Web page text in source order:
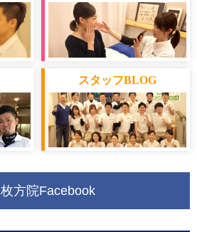
スタッフBLOG
枚方院Facebook